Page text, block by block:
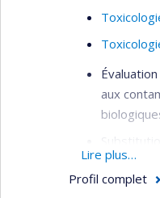
aux
ultrafines
Lire plus…
Profil complet